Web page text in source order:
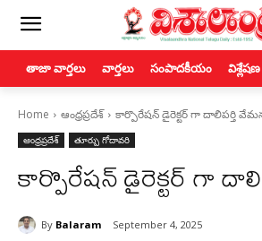
తాజా వార్తలు వార్తలు సంపాదకీయం విశ్లేషణ
Home ఆంధ్రప్రదేశ్ కార్పొరేషన్ డైరెక్టర్ గా దాలిపర్తి
ఆంధ్రప్రదేశ్ తూర్పు గోదావరి
కార్పొరేషన్ డైరెక్టర్ గా
By Balaram September 4, 2025